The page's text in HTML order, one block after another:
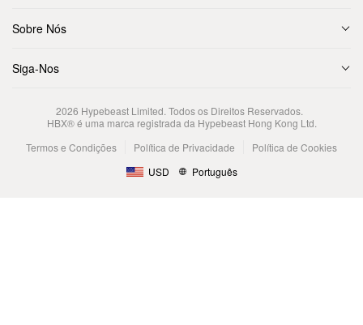
Sobre Nós
Siga-Nos
2026 Hypebeast Limited. Todos os Direitos Reservados.
HBX® é uma marca registrada da Hypebeast Hong Kong Ltd.
Termos e Condições
Política de Privacidade
Política de Cookies
USD
Português